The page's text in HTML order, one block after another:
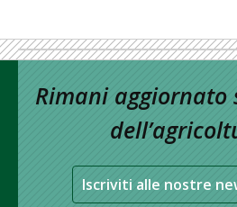
Rimani aggiornato
Iscriviti alle nostre